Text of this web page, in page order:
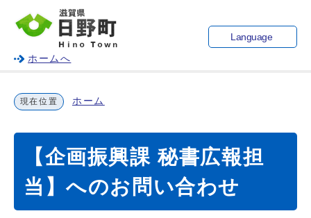
ホームへ
Language
現在位置 ホーム
【企画振興課 秘書広報担
当】へのお問い合わせ